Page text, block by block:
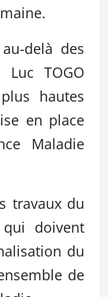
delà des
Luc TOGO
hautes
en place
Maladie
travaux du
doivent
du
de